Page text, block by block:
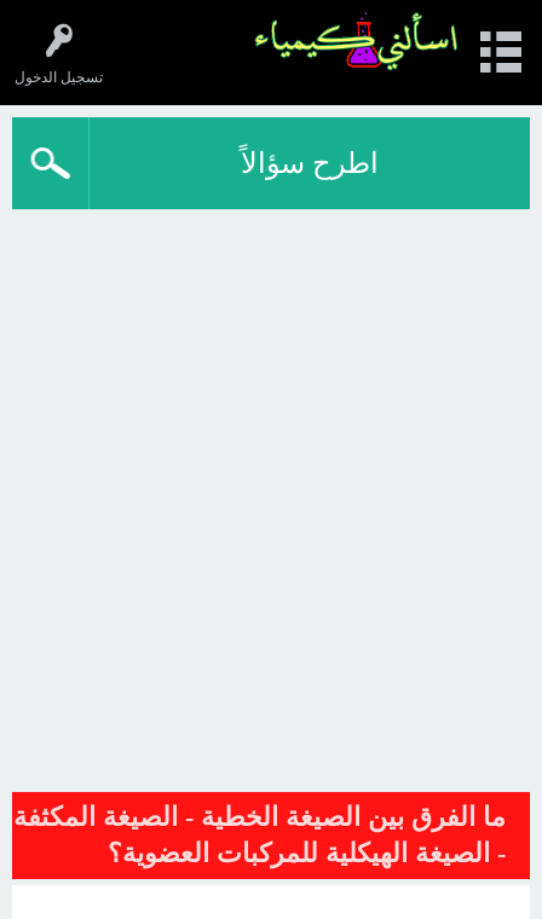
تسجيل الدخول
اطرح سؤالاً
ما الفرق بين الصيغة الخطية - الصيغة المكثفة
- الصيغة الهيكلية للمركبات العضوية؟